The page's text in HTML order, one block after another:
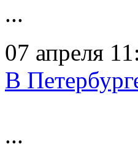
...
07 апреля
В
...